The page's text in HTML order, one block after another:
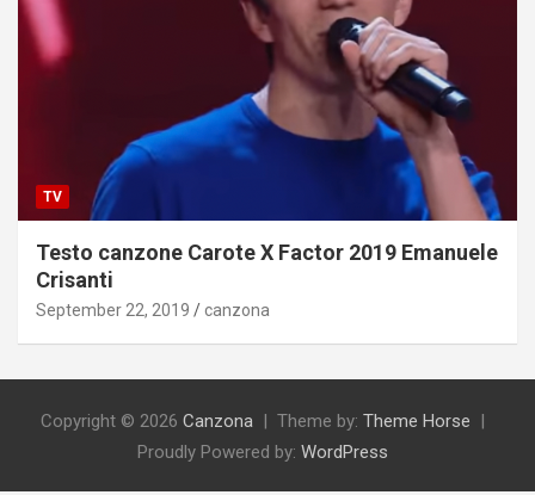
TV
Testo canzone Carote X Factor 2019 Emanuele
Crisanti
September 22, 2019 canzona
Copyright © 2026 Canzona Theme by: Theme Horse
Proudly Powered by: WordPress